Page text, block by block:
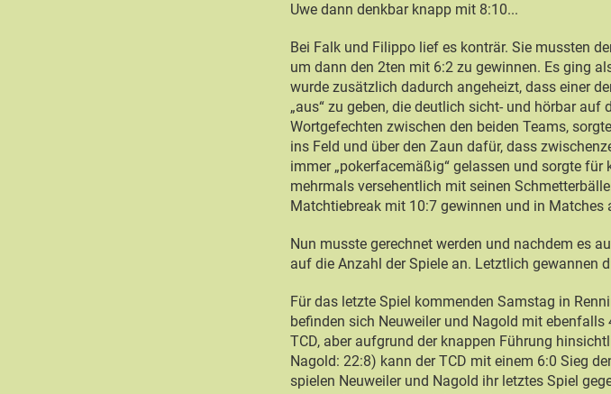
Uwe dann denkbar knapp mit 8:10...
Bei Falk und Filippo lief es konträr. Sie mussten
um dann den 2ten mit 6:2 zu gewinnen. Es ging
wurde zusätzlich dadurch angeheizt, dass einer
„aus“ zu geben, die deutlich sicht- und hörbar auf
Wortgefechten zwischen den beiden Teams,
ins Feld und über den Zaun dafür, dass
immer „pokerfacemäßig“ gelassen und sorgte für
mehrmals versehentlich mit seinen
Matchtiebreak mit 10:7 gewinnen und in Matches
Nun musste gerechnet werden und nachdem es
auf die Anzahl der Spiele an. Letztlich gewannen
Für das letzte Spiel kommenden Samstag in
befinden sich Neuweiler und Nagold mit
TCD, aber aufgrund der knappen Führung
Nagold: 22:8) kann der TCD mit einem 6:0 Sieg
spielen Neuweiler und Nagold ihr letztes Spiel